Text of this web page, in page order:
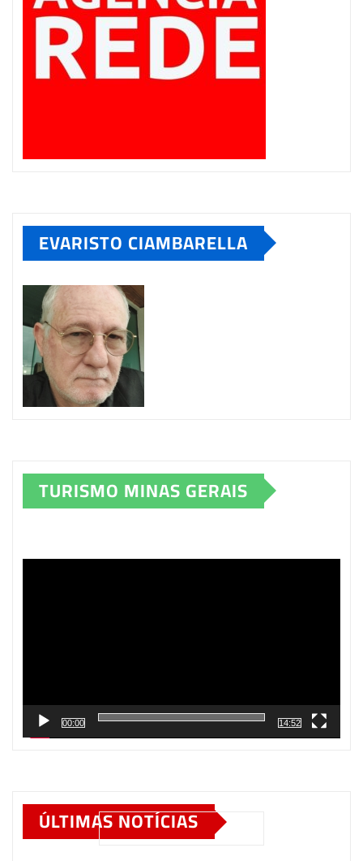
EVARISTO CIAMBARELLA
TURISMO MINAS GERAIS
00:00 14:52
ÚLTIMAS NOTÍCIAS